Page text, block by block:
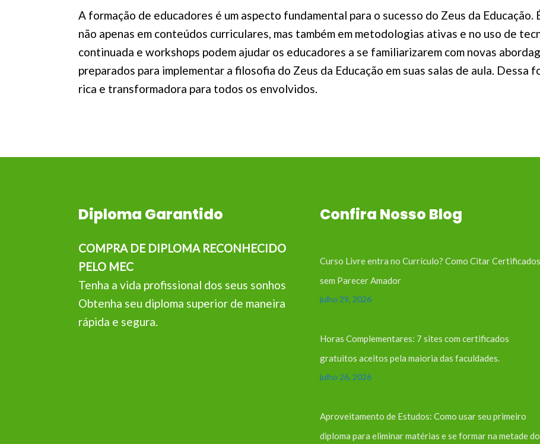
A formação de educadores é um aspecto fundamental para o sucesso do Zeus da
não apenas em conteúdos curriculares, mas também em metodologias ativas e no uso de
continuada e workshops podem ajudar os educadores a se familiarizarem com novas
preparados para implementar a filosofia do Zeus da Educação em suas salas de aula. Dessa
rica e transformadora para todos os envolvidos.
Diploma Garantido
COMPRA DE DIPLOMA RECONHECIDO
PELO MEC
Tenha a vida profissional dos seus sonhos
Obtenha seu diploma superior de maneira
rápida e segura.
Confira Nosso Blog
Curso Livre entra no Currículo? Como Citar Certificados
sem Parecer Amador
julho 29, 2026
Horas Complementares: 7 sites com certificados
gratuitos aceitos pela maioria das faculdades.
julho 26, 2026
Aproveitamento de Estudos: Como usar seu primeiro
diploma para eliminar matérias e se formar na metade do